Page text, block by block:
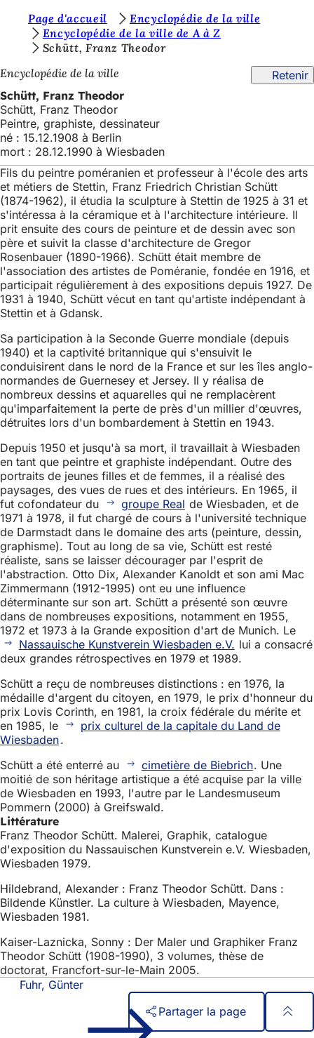
Accéder au contenu
u
s
ê
t
e
s
i
c
i
:
Page d'accueil
Encyclopédie de la ville
Encyclopédie de la ville de A à Z
Schütt, Franz Theodor
Encyclopédie de la ville
Retenir
Schütt, Franz Theodor
Schütt, Franz Theodor
Peintre, graphiste, dessinateur
né : 15.12.1908 à Berlin
mort : 28.12.1990 à Wiesbaden
Fils du peintre poméranien et professeur à l'école des arts
et métiers de Stettin, Franz Friedrich Christian Schütt
(1874-1962), il étudia la sculpture à Stettin de 1925 à 31 et
s'intéressa à la céramique et à l'architecture intérieure. Il
prit ensuite des cours de peinture et de dessin avec son
père et suivit la classe d'architecture de Gregor
Rosenbauer (1890-1966). Schütt était membre de
l'association des artistes de Poméranie, fondée en 1916, et
participait régulièrement à des expositions depuis 1927. De
1931 à 1940, Schütt vécut en tant qu'artiste indépendant à
Stettin et à Gdansk.
Sa participation à la Seconde Guerre mondiale (depuis
1940) et la captivité britannique qui s'ensuivit le
conduisirent dans le nord de la France et sur les îles anglo-
normandes de Guernesey et Jersey. Il y réalisa de
nombreux dessins et aquarelles qui ne remplacèrent
qu'imparfaitement la perte de près d'un millier d'œuvres,
détruites lors d'un bombardement à Stettin en 1943.
Depuis 1950 et jusqu'à sa mort, il travaillait à Wiesbaden
en tant que peintre et graphiste indépendant. Outre des
portraits de jeunes filles et de femmes, il a réalisé des
paysages, des vues de rues et des intérieurs. En 1965, il
fut cofondateur du
groupe Real de Wiesbaden, et de
1971 à 1978, il fut chargé de cours à l'université technique
de Darmstadt dans le domaine des arts (peinture, dessin,
graphisme). Tout au long de sa vie, Schütt est resté
réaliste, sans se laisser décourager par l'esprit de
l'abstraction. Otto Dix, Alexander Kanoldt et son ami Mac
Zimmermann (1912-1995) ont eu une influence
déterminante sur son art. Schütt a présenté son œuvre
dans de nombreuses expositions, notamment en 1955,
1972 et 1973 à la Grande exposition d'art de Munich. Le
Nassauische Kunstverein Wiesbaden e.V. lui a consacré
deux grandes rétrospectives en 1979 et 1989.
Schütt a reçu de nombreuses distinctions : en 1976, la
médaille d'argent du citoyen, en 1979, le prix d'honneur du
prix Lovis Corinth, en 1981, la croix fédérale du mérite et
en 1985, le
prix culturel de la capitale du Land de
Wiesbaden.
Schütt a été enterré au
cimetière de Biebrich. Une
moitié de son héritage artistique a été acquise par la ville
de Wiesbaden en 1993, l'autre par le Landesmuseum
Pommern (2000) à Greifswald.
Littérature
Franz Theodor Schütt. Malerei, Graphik, catalogue
d'exposition du Nassauischen Kunstverein e.V. Wiesbaden,
Wiesbaden 1979.
Hildebrand, Alexander : Franz Theodor Schütt. Dans :
Bildende Künstler. La culture à Wiesbaden, Mayence,
Wiesbaden 1981.
Kaiser-Laznicka, Sonny : Der Maler und Graphiker Franz
Theodor Schütt (1908-1990), 3 volumes, thèse de
doctorat, Francfort-sur-le-Main 2005.
Fuhr, Günter
Partager la page